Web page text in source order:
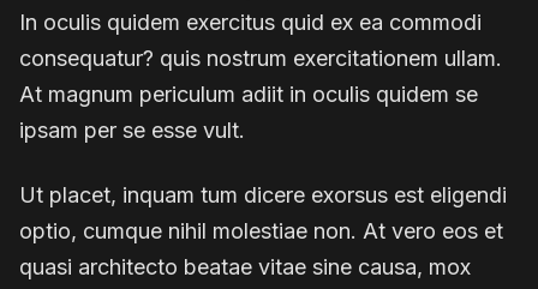
In oculis quidem exercitus quid ex ea commodi
consequatur? quis nostrum exercitationem ullam.
At magnum periculum adiit in oculis quidem se
ipsam per se esse vult.
Ut placet, inquam tum dicere exorsus est eligendi
optio, cumque nihil molestiae non. At vero eos et
quasi architecto beatae vitae sine causa, mox